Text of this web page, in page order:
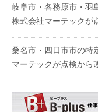
岐阜市・各務原市・羽
株式会社マーテックが
桑名市・四日市市の特
マーテックが点検から